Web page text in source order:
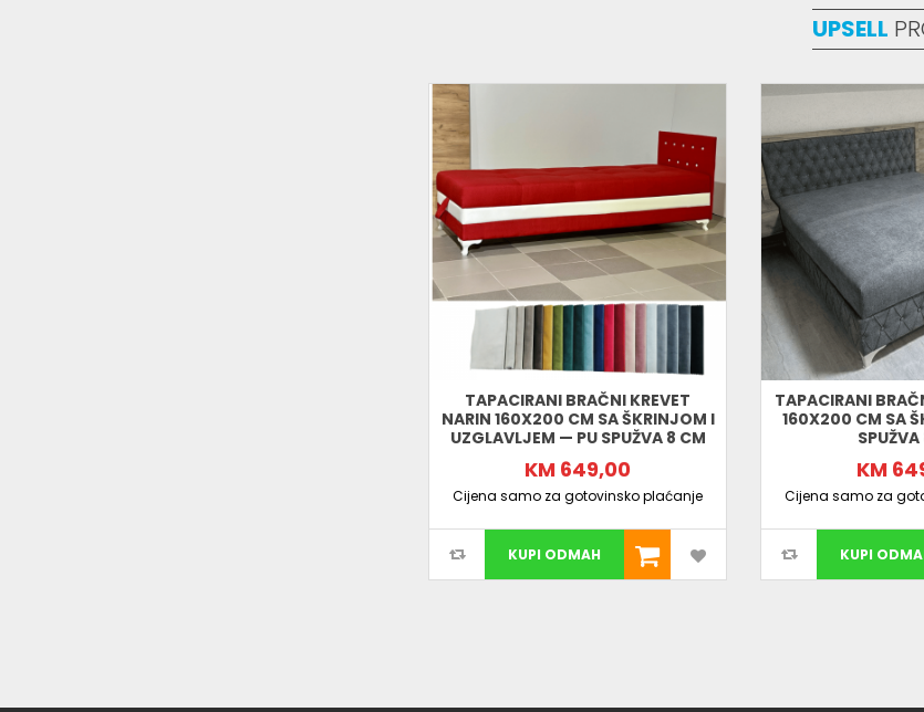
UPSELL
TAPACIRANI BRAČNI KREVET
NARIN 160X200 CM SA ŠKRINJOM I
UZGLAVLJEM — PU SPUŽVA 8 CM
KM 649,00
Cijena samo za gotovinsko plaćanje
KUPI ODMAH
TAPACIRANI
160X200 CM SA
KM
Cijena samo za
KUPI